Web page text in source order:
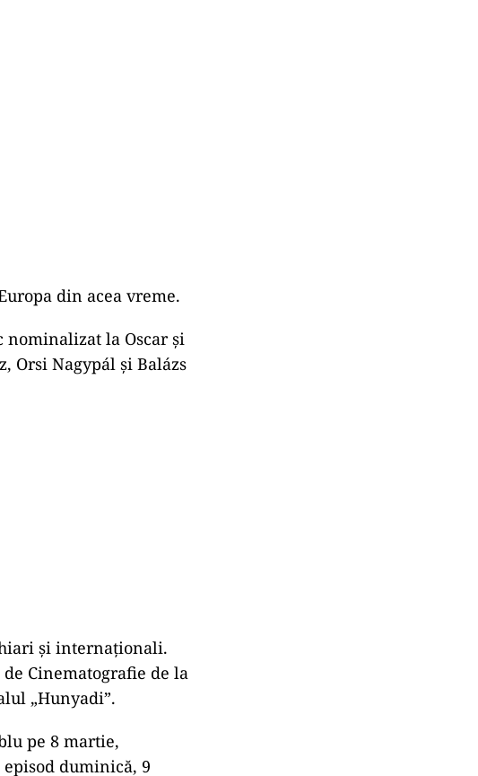
din acea vreme.
nominalizat la Oscar şi
Orsi Nagypál şi Balázs
şi internaţionali.
Cinematografie de la
„Hunyadi”.
pe 8 martie,
duminică, 9